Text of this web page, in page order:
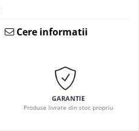
Cere informatii
GARANTIE
Produse livrate din stoc propriu